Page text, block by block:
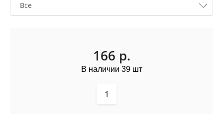
Все
166 р.
В наличии 39 шт